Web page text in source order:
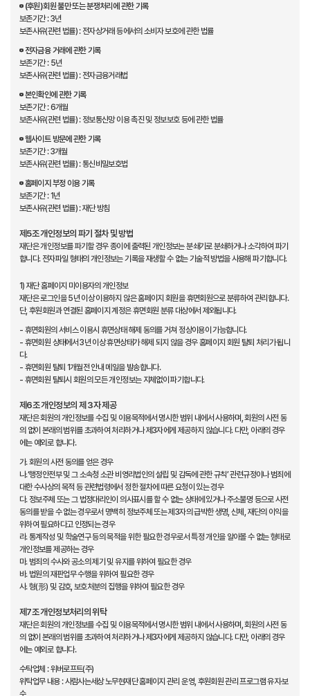
(후원)회원 불만 또는 분쟁처리에 관한 기록
보존기간 : 3년
보존사유(관련 법률) : 전자상거래 등에서의 소비자 보호에 관한 법률
전자금융 거래에 관한 기록
보존기간 : 5년
보존사유(관련 법률) : 전자금융거래법
본인확인에 관한 기록
보존기간 : 6개월
보존사유(관련 법률) : 정보통신망 이용 촉진 및 정보보호 등에 관한 법률
웹사이트 방문에 관한 기록
보존기간 : 3개월
보존사유(관련 법률) : 통신비밀보호법
홈페이지 부정 이용 기록
보존기간 : 1년
보존사유(관련 법률) : 재단 방침
제5조 개인정보의 파기 절차 및 방법
재단은 개인정보를 파기할 경우 종이에 출력된 개인정보는 분쇄기로 분쇄하거나 소각하여 파기
합니다. 전자파일 형태의 개인정보는 기록을 재생할 수 없는 기술적 방법을 사용해 파기합니다.
1) 재단 홈페이지 미이용자의 개인정보
재단은 로그인을 5년 이상 이용하지 않은 홈페이지 회원을 휴면회원으로 분류하여 관리합니다.
단, 후원회원과 연결된 홈페이지 계정은 휴면회원 분류 대상에서 제외됩니다.
- 휴면회원의 서비스 이용시 휴면상태 해제 동의를 거쳐 정상이용이 가능합니다.
- 휴면회원 상태에서 3년 이상 휴면상태가 해제 되지 않을 경우 홈페이지 회원 탈퇴 처리가 됩니
다.
- 휴면회원 탈퇴 1개월전 안내 메일을 발송합니다.
- 휴면회원 탈퇴시 회원의 모든 개인정보는 지체없이 파기합니다.
제6조 개인정보의 제 3자 제공
재단은 회원의 개인정보를 수집 및 이용목적에서 명시한 범위 내에서 사용하며, 회원의 사전 동
의 없이 본래의 범위를 초과하여 처리하거나 제3자에게 제공하지 않습니다. 다만, 아래의 경우
에는 예외로 합니다.
가. 회원의 사전 동의를 얻은 경우
나.‘행정안전부 및 그 소속청 소관 비영리법인의 설립 및 감독에 관한 규칙’ 관련규정이나 범죄에
대한 수사상의 목적 등 관련법령에서 정한 절차에 따른 요청이 있는 경우
다. 정보주체 또는 그 법정대리인이 의사표시를 할 수 없는 상태에 있거나 주소불명 등으로 사전
동의를 받을 수 없는 경우로서 명백히 정보주체 또는 제3자의 급박한 생명, 신체, 재단의 이익을
위하여 필요하다고 인정되는 경우
라. 통계작성 및 학술연구 등의 목적을 위한 필요한 경우로서 특정 개인을 알아볼 수 없는 형태로
개인정보를 제공하는 경우
마. 범죄의 수사와 공소의 제기 및 유지를 위하여 필요한 경우
바. 법원의 재판업무 수행을 위하여 필요한 경우
사. 형(形) 및 감호, 보호처분의 집행을 위하여 필요한 경우
제7조 개인정보처리의 위탁
재단은 회원의 개인정보를 수집 및 이용목적에서 명시한 범위 내에서 사용하며, 회원의 사전 동
의 없이 본래의 범위를 초과하여 처리하거나 제3자에게 제공하지 않습니다. 다만, 아래의 경우
에는 예외로 합니다.
수탁업체 : 위버로프트(주)
위탁업무 내용 : 사람사는세상 노무현재단 홈페이지 관리 운영, 후원회원 관리 프로그램 유지·보
수